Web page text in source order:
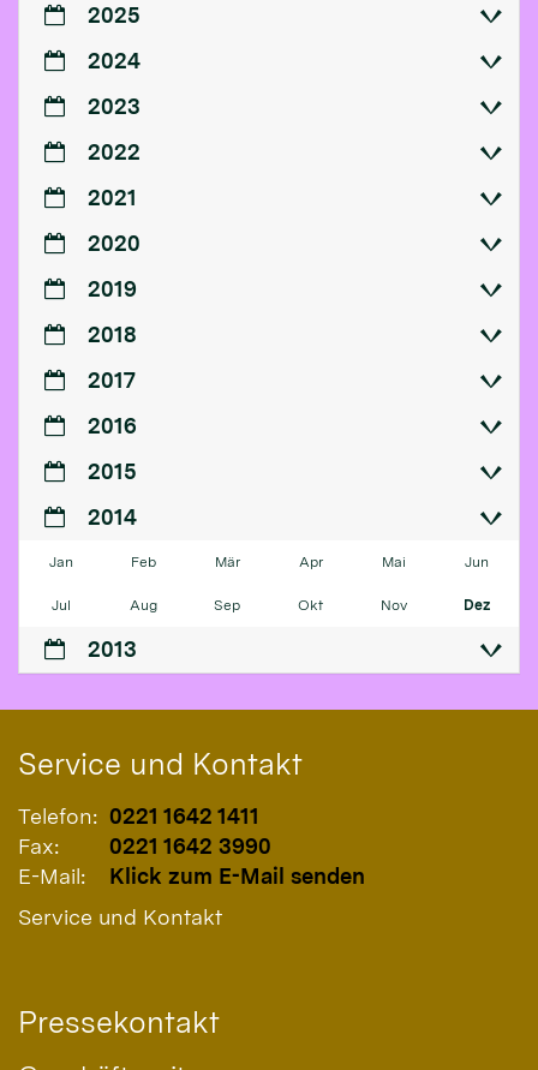
2025
2024
2023
2022
2021
2020
2019
2018
2017
2016
2015
2014
Jan Feb Mär Apr Mai Jun
Jul Aug Sep Okt Nov Dez
2013
Service und Kontakt
Telefon: 0221 1642 1411
Fax:
0221 1642 3990
E-Mail:
Klick zum E-Mail senden
Service und Kontakt
Pressekontakt